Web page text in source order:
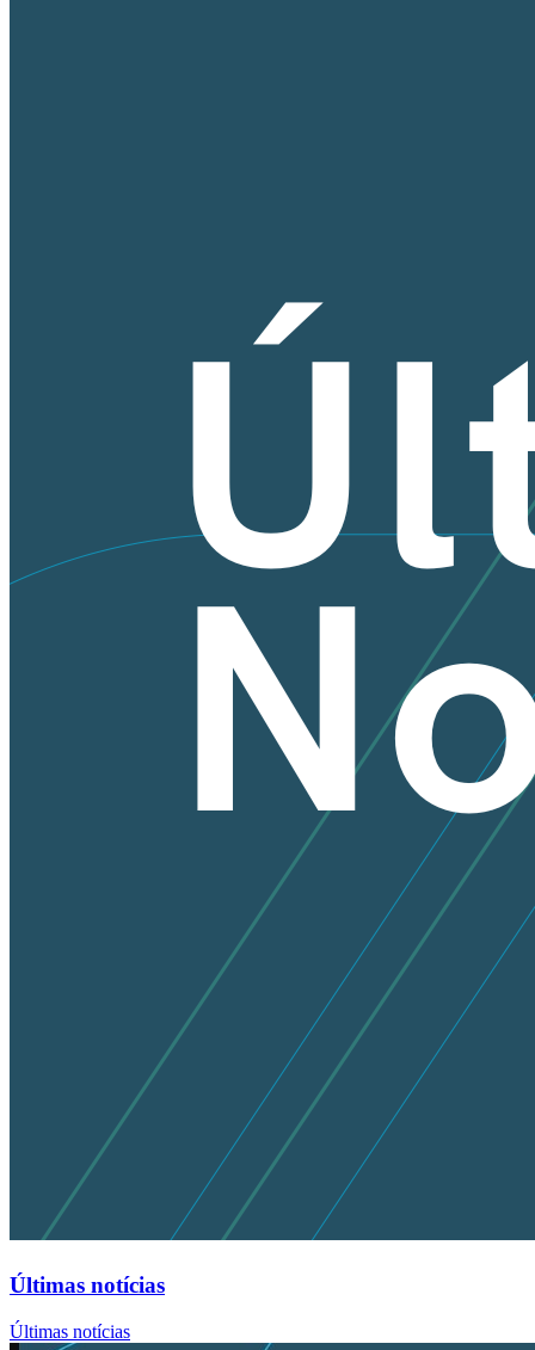
Últimas notícias
Últimas notícias